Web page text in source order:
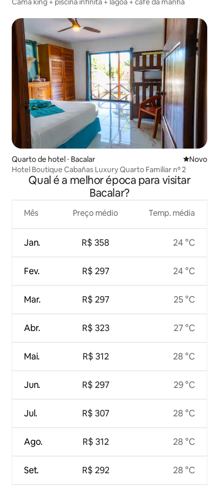
Quarto de hotel ⋅ Bacalar Novo
Novo
Hotel Boutique Cabañas Luxury Quarto Familiar nº 2
Qual é a melhor época para visitar
Bacalar?
Mês
Jan.
Fev.
Mar.
Abr.
Mai.
Jun.
Jul.
Ago.
Set.
Preço médio
R$ 358
R$ 297
R$ 297
R$ 323
R$ 312
R$ 297
R$ 307
R$ 312
R$ 292
Temp. média
24 °C
24 °C
25 °C
27 °C
28 °C
29 °C
28 °C
28 °C
28 °C